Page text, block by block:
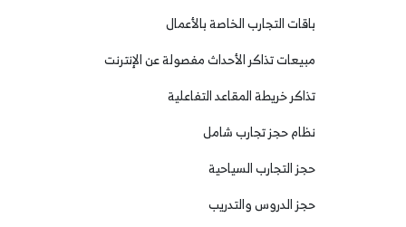
باقات التجارب الخاصة بالأعمال
مبيعات تذاكر الأحداث مفصولة عن الإنترنت
تذاكر خريطة المقاعد التفاعلية
نظام حجز تجارب شامل
حجز التجارب السياحية
حجز الدروس والتدريب